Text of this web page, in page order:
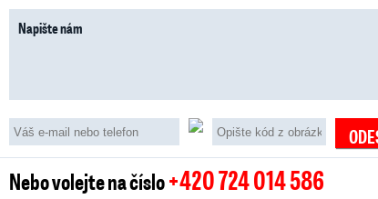
Nebo volejte na číslo+420 724 014 586